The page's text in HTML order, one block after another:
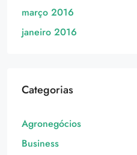
março 2016
janeiro 2016
Categorias
Agronegócios
Business